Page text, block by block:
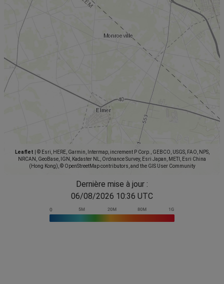
Leaflet
© Esri, HERE, Garmin, Intermap, increment P Corp., GEBCO, USGS, FAO, NPS,
NRCAN, GeoBase, IGN, Kadaster NL, Ordnance Survey, Esri Japan, METI, Esri China
(Hong Kong), © OpenStreetMap contributors, and the GIS User Community
Dernière mise à jour :
06/08/2026 10:36 UTC